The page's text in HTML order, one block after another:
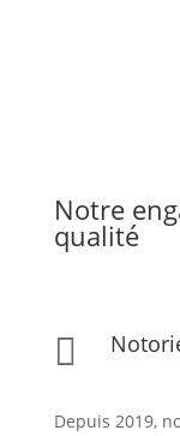
Notre
qualité

Depuis 2019,